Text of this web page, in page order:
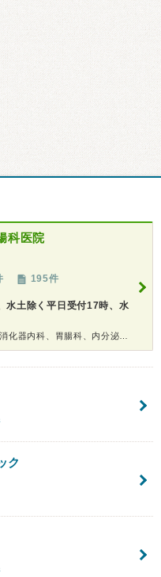
科医院
195件
水土除く平日受付17時、水
ク